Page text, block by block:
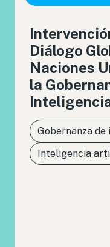
Diálogo
Naciones
la
Gobernanza
Inteligencia